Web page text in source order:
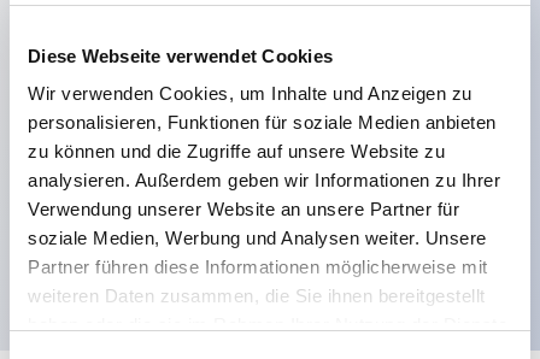
Diese Webseite verwendet Cookies
Wir verwenden Cookies, um Inhalte und Anzeigen zu
personalisieren, Funktionen für soziale Medien anbieten
zu können und die Zugriffe auf unsere Website zu
analysieren. Außerdem geben wir Informationen zu Ihrer
Verwendung unserer Website an unsere Partner für
soziale Medien, Werbung und Analysen weiter. Unsere
Partner führen diese Informationen möglicherweise mit
weiteren Daten zusammen, die Sie ihnen bereitgestellt
Kontakt-Konfiguration (Gewährleistung der
Isolierung zwischen den 2 Kontakten).
59,9 mm (※ 22-stufiger Kontaktblock).
Platzsparendes Design möglich.
Sicherheitsstruktur der 3. Generation: 2-Aktions-
Freisetzung, integrierter Schutz, IP20-
Fingerschutzstruktur